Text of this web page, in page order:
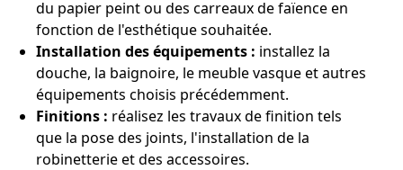
du papier peint ou des carreaux de faïence en
fonction de l'esthétique souhaitée.
Installation des équipements : installez la
douche, la baignoire, le meuble vasque et autres
équipements choisis précédemment.
Finitions : réalisez les travaux de finition tels
que la pose des joints, l'installation de la
robinetterie et des accessoires.